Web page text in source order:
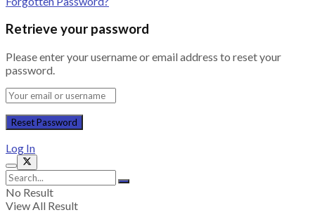
Retrieve your password
Please enter your username or email address to reset your
password.
Log In
No Result
View All Result